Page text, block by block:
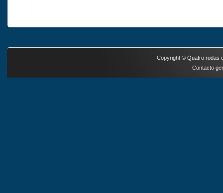
Copyright © Quatro rodas
Contacto